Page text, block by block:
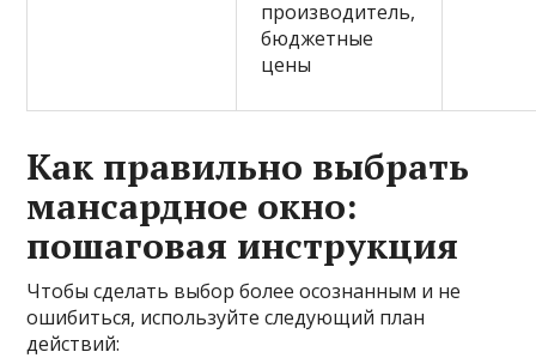
производитель,
бюджетные
цены
Как правильно выбрать
мансардное окно:
пошаговая инструкция
Чтобы сделать выбор более осознанным и не
ошибиться, используйте следующий план
действий: